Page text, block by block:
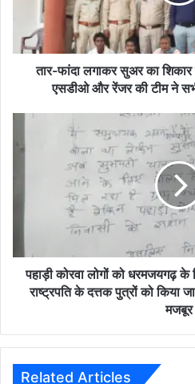
वाले
10
की
दबोचा
तार-फांदा लगाकर सुअर का
एसडीओ और रेंजर की टीम ने
लोगों
नहीं
मिल
के
पुत्रों
पहाड़ी कोरवा लोगों को धरमजयगढ़ के
राष्ट्रपति के दत्तक पुत्रों को किया
मजबूर
Related Articles